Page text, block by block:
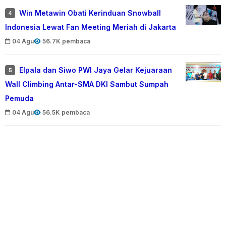
4
Win Metawin Obati Kerinduan Snowball
Indonesia Lewat Fan Meeting Meriah di Jakarta
04 Agu 56.7K pembaca
5
Elpala dan Siwo PWI Jaya Gelar Kejuaraan
Wall Climbing Antar-SMA DKI Sambut Sumpah
Pemuda
04 Agu 56.5K pembaca